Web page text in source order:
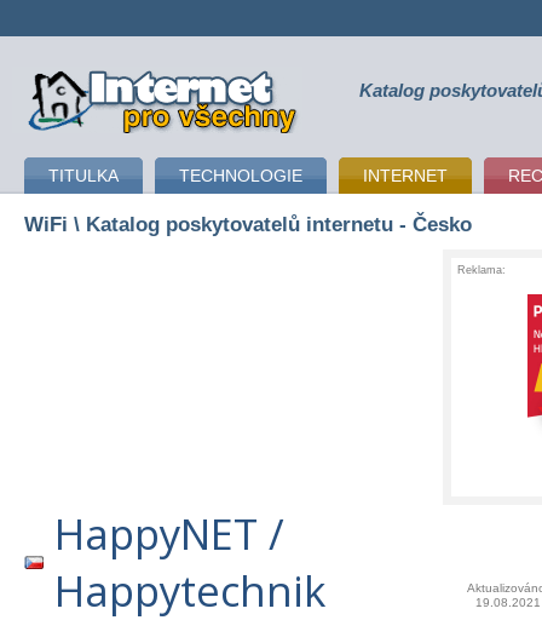
připojení k internetu Katalog
TITULKA TECHNOLOGIE INTERNET
WiFi \ Katalog poskytovatelů internetu - Česko
Reklama:
HappyNET /
Happytechnik
19.08.2021